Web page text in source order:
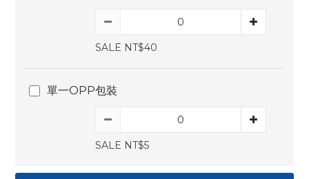
SALE NT$40
單一OPP包裝
SALE NT$5